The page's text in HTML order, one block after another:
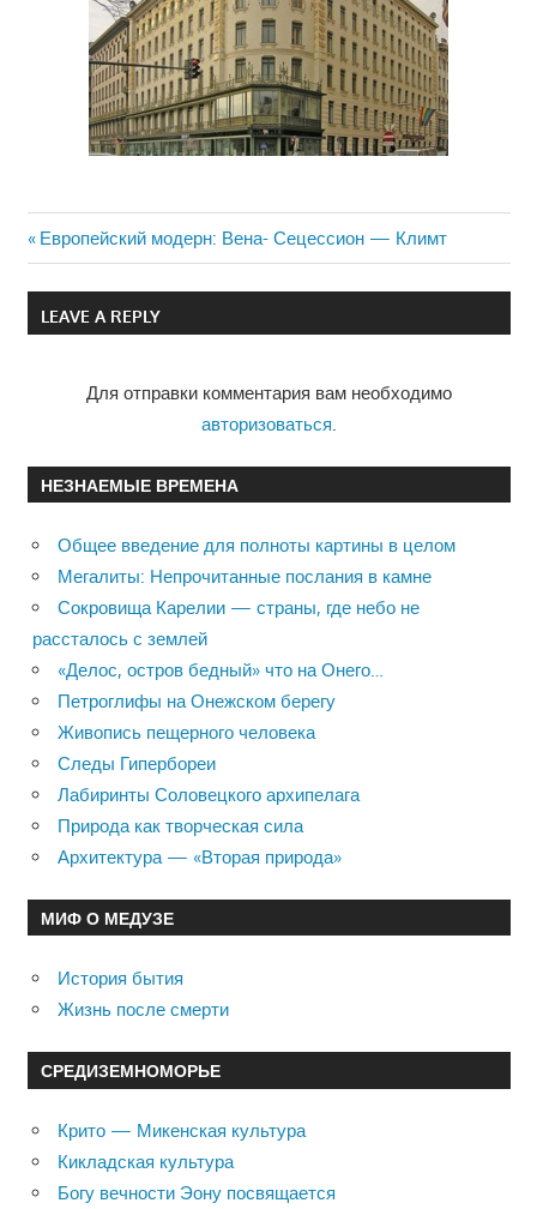
Навигация
по
Previous
Post:
Европейский модерн: Вена- Сецессион — Климт
LEAVE A REPLY
Для отправки комментария вам необходимо
авторизоваться
НЕЗНАЕМЫЕ ВРЕМЕНА
Общее введение для полноты картины в целом
Мегалиты: Непрочитанные послания в камне
Сокровища Карелии — страны, где небо не
рассталось с землей
«Делос, остров бедный» что на Онего…
Петроглифы на Онежском берегу
Живопись пещерного человека
Следы Гипербореи
Лабиринты Соловецкого архипелага
Природа как творческая сила
Архитектура — «Вторая природа»
МИФ О МЕДУЗЕ
История бытия
Жизнь после смерти
СРЕДИЗЕМНОМОРЬЕ
Крито — Микенская культура
Кикладская культура
Богу вечности Эону посвящается